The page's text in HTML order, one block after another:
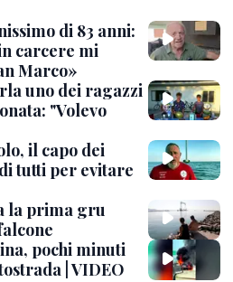
di 83 anni:
carcere mi
Marco»
uno dei ragazzi
"Volevo
il capo dei
tutti per evitare
la prima gru
pochi minuti
| VIDEO